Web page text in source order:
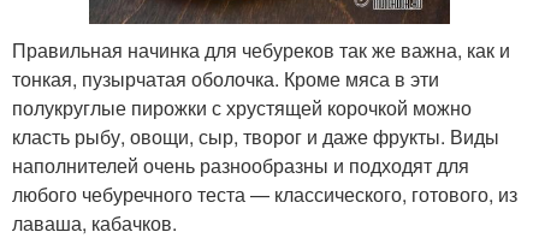
Правильная начинка для чебуреков так же важна, как и
тонкая, пузырчатая оболочка. Кроме мяса в эти
полукруглые пирожки с хрустящей корочкой можно
класть рыбу, овощи, сыр, творог и даже фрукты. Виды
наполнителей очень разнообразны и подходят для
любого чебуречного теста — классического, готового, из
лаваша, кабачков.